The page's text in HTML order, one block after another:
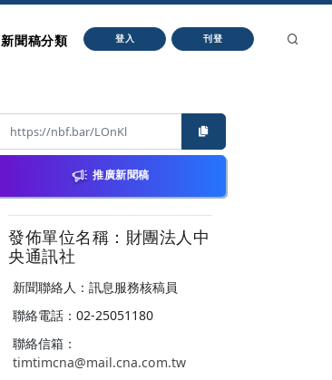
新聞稿分類 登入 刊登
推廣新聞稿
發佈單位名稱：財團法人中
央通訊社
新聞聯絡人：訊息服務核稿員
聯絡電話：02-25051180
聯絡信箱：
timtimcna@mail.cna.com.tw